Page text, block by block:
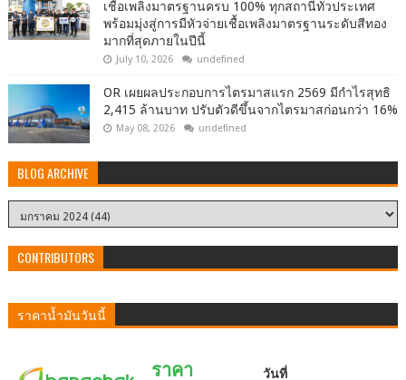
เชื้อเพลิงมาตรฐานครบ 100% ทุกสถานีทั่วประเทศ
พร้อมมุ่งสู่การมีหัวจ่ายเชื้อเพลิงมาตรฐานระดับสีทอง
มากที่สุดภายในปีนี้
July 10, 2026 undefined
OR เผยผลประกอบการไตรมาสแรก 2569 มีกำไรสุทธิ
2,415 ล้านบาท ปรับตัวดีขึ้นจากไตรมาสก่อนกว่า 16%
May 08, 2026 undefined
BLOG ARCHIVE
CONTRIBUTORS
ราคาน้ำมันวันนี้